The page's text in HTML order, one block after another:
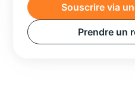
Souscrire via
Prendre un